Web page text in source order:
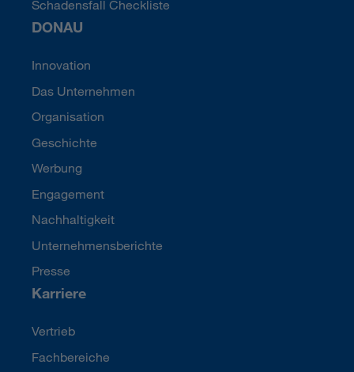
Schadensfall Checkliste
DONAU
Innovation
Das Unternehmen
Organisation
Geschichte
Werbung
Engagement
Nachhaltigkeit
Unternehmensberichte
Presse
Karriere
Vertrieb
Fachbereiche